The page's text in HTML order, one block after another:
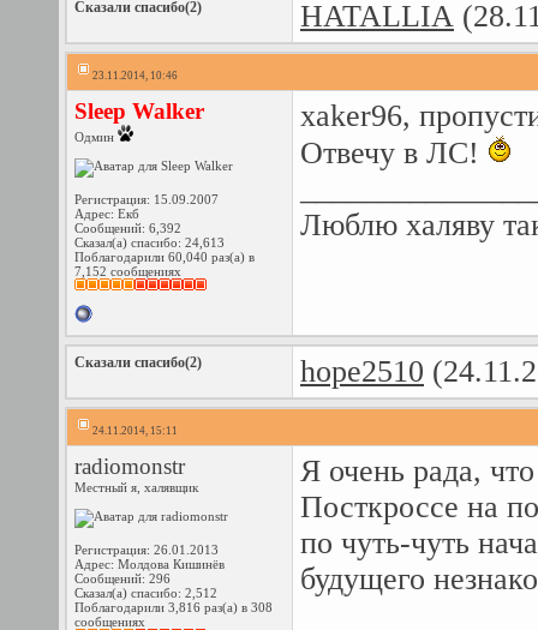
Сказали спасибо(2) HATALLIA
23.11.2014, 10:46
Sleep Walker
Одмин
Регистрация: 15.09.2007
Адрес: Екб
Сообщений: 6,392
Сказал(а) спасибо: 24,613
Поблагодарили 60,040 раз(а) в
7,152 сообщениях
xaker96,
Отвечу в ЛС!
Люблю халяву
Сказали спасибо(2) hope2510
24.11.2014, 15:11
radiomonstr
Местный я, халявщик
Регистрация: 26.01.2013
Адрес: Молдова Кишинёв
Сообщений: 296
Сказал(а) спасибо: 2,512
Поблагодарили 3,816 раз(а) в 308
сообщениях
Я очень рада,
Посткроссе на
по чуть-чуть
будущего